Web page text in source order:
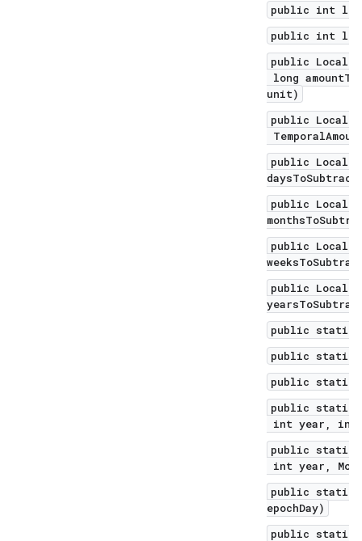
public int
public int
public
long
unit)
public
public
public
public
public
public static
public static
public static
public static
int year, int
public static
int year,
public static
epochDay)
public static